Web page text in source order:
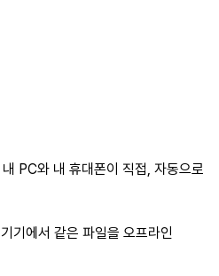
PC와 내 휴대폰이 직접, 자동으로
기에서 같은 파일을 오프라인